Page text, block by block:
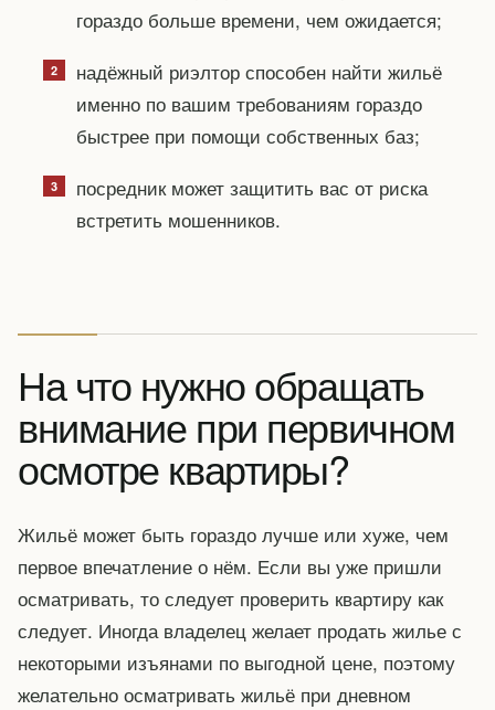
гораздо больше времени, чем ожидается;
надёжный риэлтор способен найти жильё
именно по вашим требованиям гораздо
быстрее при помощи собственных баз;
посредник может защитить вас от риска
встретить мошенников.
На что нужно обращать
внимание при первичном
осмотре квартиры?
Жильё может быть гораздо лучше или хуже, чем
первое впечатление о нём. Если вы уже пришли
осматривать, то следует проверить квартиру как
следует. Иногда владелец желает продать жилье с
некоторыми изъянами по выгодной цене, поэтому
желательно осматривать жильё при дневном